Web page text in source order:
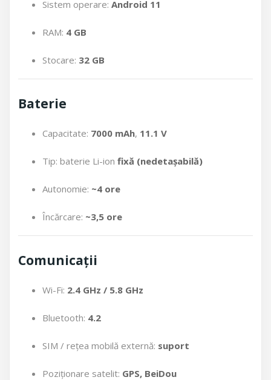
Sistem operare: Android 11
RAM: 4 GB
Stocare: 32 GB
Baterie
Capacitate: 7000 mAh, 11.1 V
Tip: baterie Li-ion fixă (nedetașabilă)
Autonomie: ~4 ore
Încărcare: ~3,5 ore
Comunicații
Wi-Fi: 2.4 GHz / 5.8 GHz
Bluetooth: 4.2
SIM / rețea mobilă externă: suport
Poziționare satelit: GPS, BeiDou